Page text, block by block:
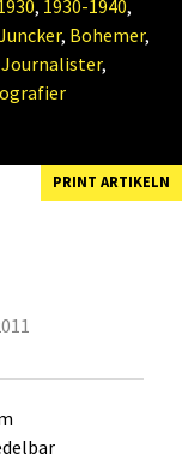
, 1930-1940,
, Bohemer,
Journalister,
PRINT ARTIKELN